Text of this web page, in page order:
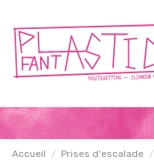
Accueil Prises d'escalade